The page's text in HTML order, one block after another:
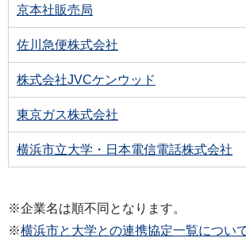
京本社販売局
佐川急便株式会社
株式会社JVCケンウッド
東京ガス株式会社
横浜市立大学・日本電信電話株式会社
※企業名は順不同となります。
※横浜市と大学との連携協定一覧につい